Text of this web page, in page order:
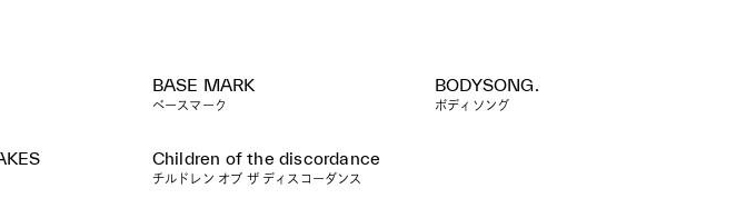
BASE MARK
ベースマーク
BODYSONG.
ボディソング
Children of the discordance
チルドレン オブ ザ ディスコーダンス